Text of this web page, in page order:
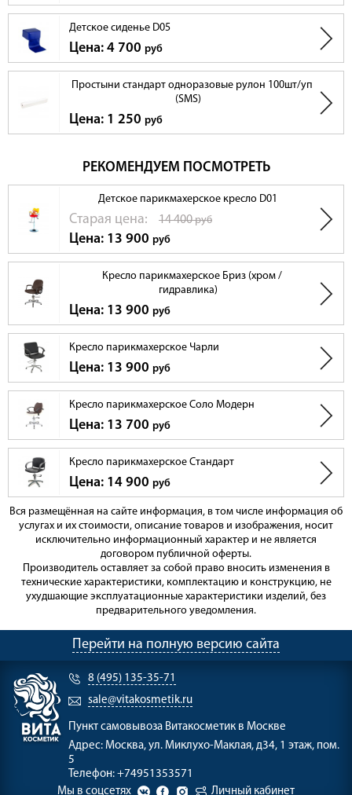
Детское сиденье D05
Цена: 4 700 руб
Простыни стандарт одноразовые рулон 100шт/уп
(SMS)
Цена: 1 250 руб
РЕКОМЕНДУЕМ ПОСМОТРЕТЬ
Детское парикмахерское кресло D01
Cтарая цена: 14 400руб
Цена: 13 900 руб
Кресло парикмахерское Бриз (хром /
гидравлика)
Цена: 13 900 руб
Кресло парикмахерское Чарли
Цена: 13 900 руб
Кресло парикмахерское Соло Модерн
Цена: 13 700 руб
Кресло парикмахерское Стандарт
Цена: 14 900 руб
Вся размещённая на сайте информация, в том числе информация об
услугах и их стоимости, описание товаров и изображения, носит
исключительно информационный характер и не является
договором публичной оферты.
Производитель оставляет за собой право вносить изменения в
технические характеристики, комплектацию и конструкцию, не
ухудшающие эксплуатационные характеристики изделий, без
предварительного уведомления.
Перейти на полную версию сайта
8 (495) 135-35-71
sale@vitakosmetik.ru
Пункт самовывоза Витакосметик в Москве
Адрес: Москва, ул. Миклухо-Маклая, д34, 1 этаж, пом.
5
Телефон: +74951353571
Мы в соцсетях
Личный кабинет